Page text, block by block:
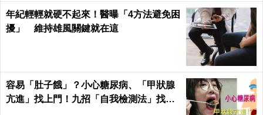
年紀輕輕就硬不起來！醫曝「4方法避免困
擾」 維持雄風關鍵就在這
容易「肚子餓」？小心糖尿病、「甲狀腺
亢進」找上門！九招「自我檢測法」找出